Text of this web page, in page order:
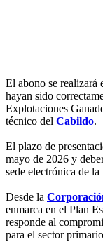
El abono se realizará
hayan sido
Explotaciones
técnico del Cabildo.
El plazo de
mayo de 2026 y
sede electrónica de
Desde la
enmarca en el Plan
responde al
para el sector